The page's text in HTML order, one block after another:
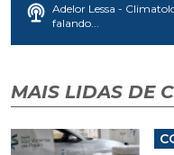
Adelor Lessa -
falando...
MAIS LIDAS DE